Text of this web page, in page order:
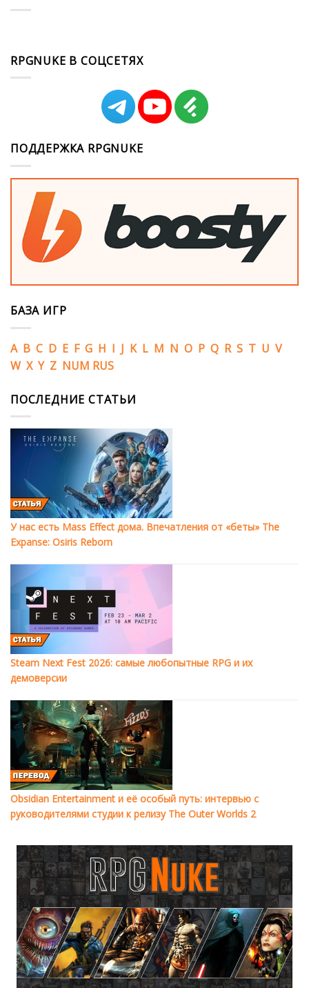
RPGNUKE В СОЦСЕТЯХ
ПОДДЕРЖКА RPGNUKE
БАЗА ИГР
A B C D E F G H I J K L M N O P Q R S T U V
W X Y Z NUM RUS
ПОСЛЕДНИЕ СТАТЬИ
У нас есть Mass Effect дома. Впечатления от «беты» The
Expanse: Osiris Reborn
Steam Next Fest 2026: самые любопытные RPG и их
демоверсии
Obsidian Entertainment и её особый путь: интервью с
руководителями студии к релизу The Outer Worlds 2